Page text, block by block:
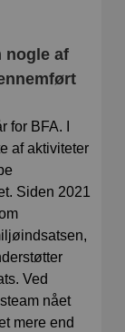
nogle af
BFA. I
af aktiviteter
Siden 2021
Ved
nået
mere end